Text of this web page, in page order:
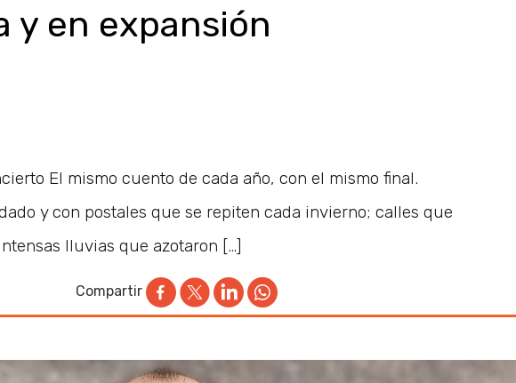
y en expansión
El mismo cuento de cada año, con el mismo final.
y con postales que se repiten cada invierno; calles que
lluvias que azotaron […]
Compartir